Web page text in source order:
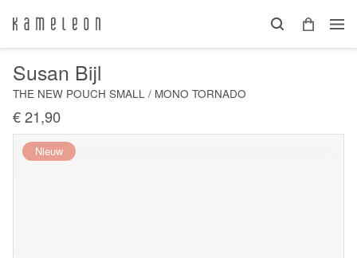
Susan Bijl
THE NEW POUCH SMALL / MONO TORNADO
€ 21,90
Nieuw